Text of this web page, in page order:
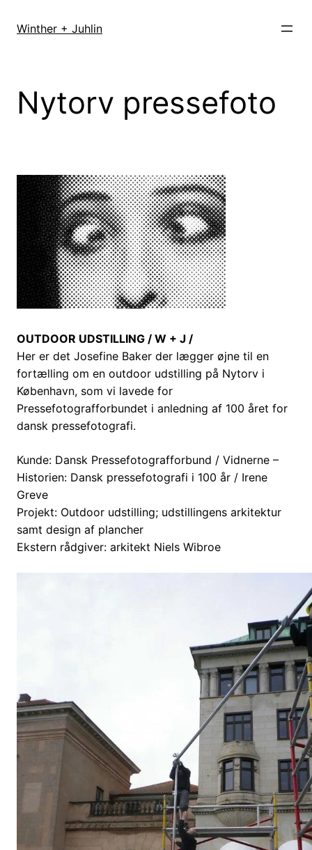
Winther + Juhlin
Nytorv pressefoto
OUTDOOR UDSTILLING / W + J /
Her er det Josefine Baker der lægger øjne til en
fortælling om en outdoor udstilling på Nytorv i
København, som vi lavede for
Pressefotografforbundet i anledning af 100 året for
dansk pressefotografi.
Kunde: Dansk Pressefotografforbund / Vidnerne –
Historien: Dansk pressefotografi i 100 år / Irene
Greve
Projekt: Outdoor udstilling; udstillingens arkitektur
samt design af plancher
Ekstern rådgiver: arkitekt Niels Wibroe